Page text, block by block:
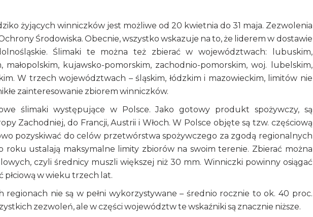
żyjących winniczków jest możliwe od 20 kwietnia do 31 maja. Zezwolenia
Środowiska. Obecnie, wszystko wskazuje na to, że liderem w dostawie
Ślimaki te można też zbierać w województwach: lubuskim,
kujawsko-pomorskim, zachodnio-pomorskim, woj. lubelskim,
W trzech województwach – śląskim, łódzkim i mazowieckim, limitów nie
zainteresowanie zbiorem winniczków.
ślimaki występujące w Polsce. Jako gotowy produkt spożywczy, są
Zachodniej, do Francji, Austrii i Włoch. W Polsce objęte są tzw. częściową
pozyskiwać do celów przetwórstwa spożywczego za zgodą regionalnych
roku ustalają maksymalne limity zbiorów na swoim terenie. Zbierać można
czyli średnicy muszli większej niż 30 mm. Winniczki powinny osiągać
płciową w wieku trzech lat.
regionach nie są w pełni wykorzystywane – średnio rocznie to ok. 40 proc.
zezwoleń, ale w części województw te wskaźniki są znacznie niższe.